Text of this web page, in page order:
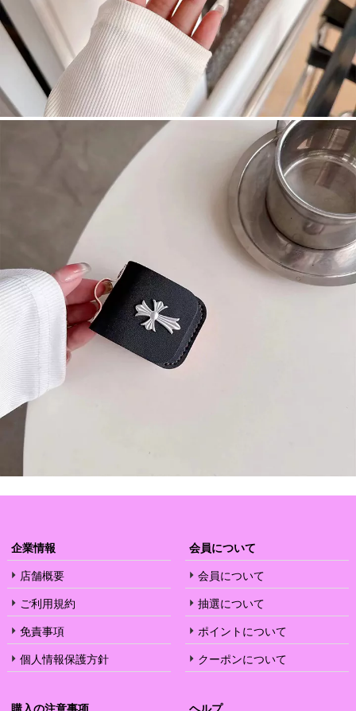
企業情報
店舗概要
ご利用規約
免責事項
個人情報保護方針
会員について
会員について
抽選について
ポイントについて
クーポンについて